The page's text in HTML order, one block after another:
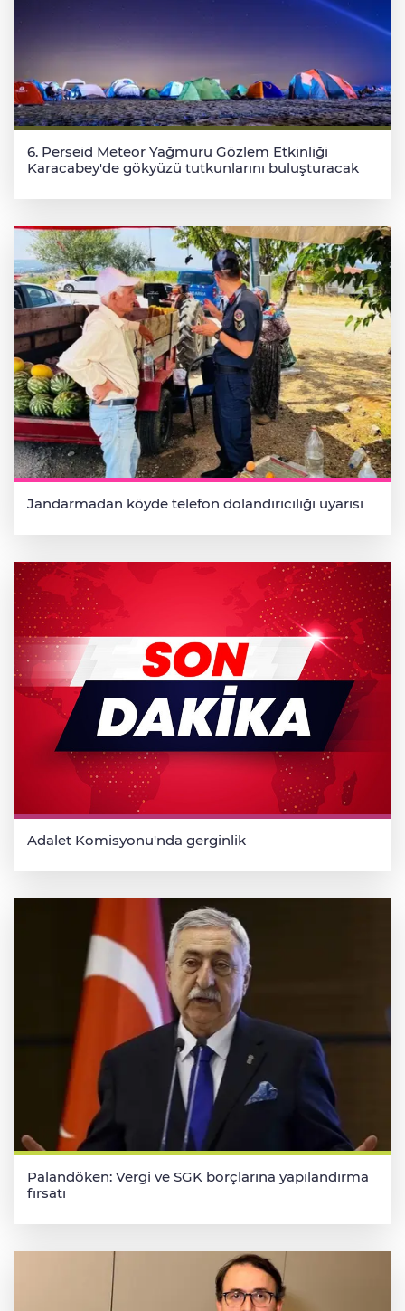
6. Perseid Meteor Yağmuru Gözlem Etkinliği
Karacabey'de gökyüzü tutkunlarını buluşturacak
Jandarmadan köyde telefon dolandırıcılığı uyarısı
Adalet Komisyonu'nda gerginlik
Palandöken: Vergi ve SGK borçlarına yapılandırma
fırsatı